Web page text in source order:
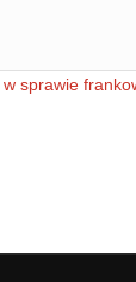
sprawie